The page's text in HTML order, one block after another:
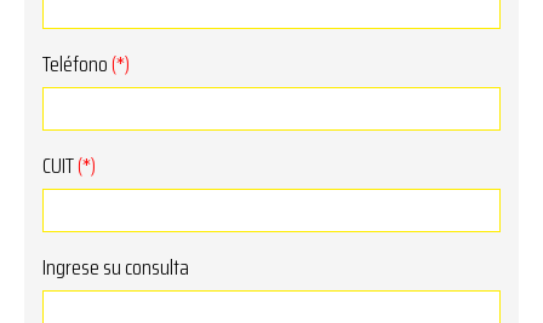
Teléfono(*)
CUIT(*)
Ingrese su consulta